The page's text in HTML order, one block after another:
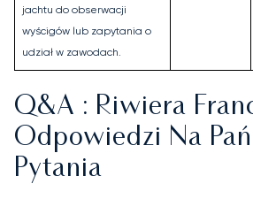
jachtu do obserwacji
wyścigów lub zapytania o
udział w zawodach.
Q&A : Riwiera
Odpowiedzi Na
Pytania